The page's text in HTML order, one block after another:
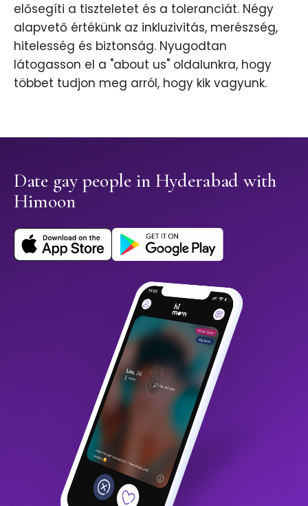
elősegíti a tiszteletet és a toleranciát. Négy
alapvető értékünk az inkluzivitás, merészség,
hitelesség és biztonság. Nyugodtan
látogasson el a "about us" oldalunkra, hogy
többet tudjon meg arról, hogy kik vagyunk.
Date gay people in Hyderabad with
Himoon